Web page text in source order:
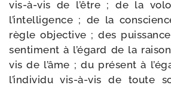
vis-​à-​vis de l’être ; de la
l’intelligence ; de la
règle objec­tive ; des
sen­ti­ment à l’égard de la
vis de l’âme ; du pré­sent à
l’individu vis-​à-​vis de toute